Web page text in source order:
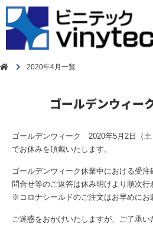
2020年4月一覧
ゴールデンウィー
ゴールデンウィーク 2020年5月2日（土
でお休みを頂戴いたします。
ゴールデンウィーク休業中における受
問合せ等のご返答は休み明けより順次行
※コロナシールドのご注文はお早めにお
ご迷惑をおかけいたしますが、ご了承